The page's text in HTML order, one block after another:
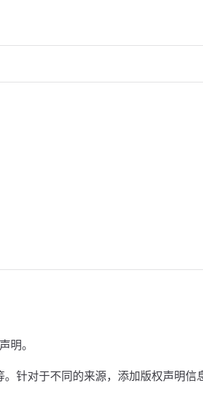
声明。
针对于不同的来源，添加版权声明信